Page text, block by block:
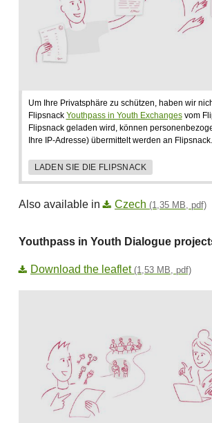
Um Ihre Privatsphäre zu schützen, haben wir
Flipsnack Youthpass in Youth Exchangesvom
Flipsnack geladen wird, können
Ihre IP-Adresse) übermittelt werden an Flipsnack.
LADEN SIE DIE FLIPSNACK
Also available in Czech (1,35 MB, pdf)
Youthpass in Youth Dialogue
Download the leaflet (1,53 MB, pdf)